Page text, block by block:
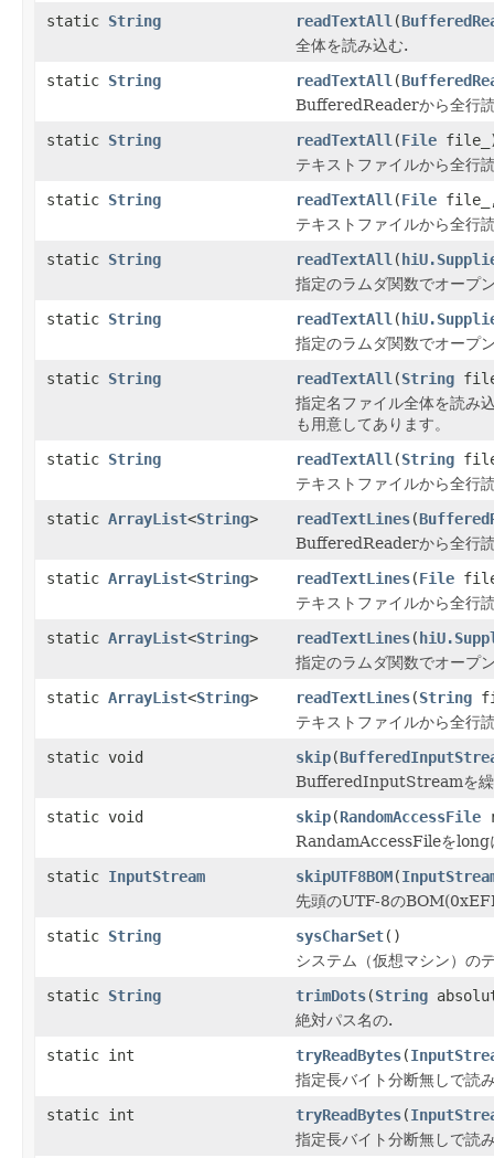
static String readTextAll (
全体を読み込む.
static String readTextAll (
BufferedReaderから全行
static String readTextAll (File
テキストファイルから全行
static String readTextAll (File
テキストファイルから全行
static String readTextAll (
指定のラムダ関数でオープ
static String readTextAll (
指定のラムダ関数でオープ
static String readTextAll (String
指定名ファイル全体を読
も用意してあります。
static String readTextAll (String
テキストファイルから全行
static ArrayList<String> readTextLines(
BufferedReaderから全行
static ArrayList<String> readTextLines(File
テキストファイルから全行
static ArrayList<String> readTextLines(
指定のラムダ関数でオープ
static ArrayList<String> readTextLines(String
テキストファイルから全行
static void
skip(
BufferedInputStreamを繰
static void
skip(RandomAccessFile
RandamAccessFileをlong
static InputStream skipUTF8BOM(
先頭のUTF-8の
static String sysCharSet()
システム（仮想マシン）の
static String trimDots(String
絶対パス名の.
static int
tryReadBytes(
指定長バイト分断無しで読
static int
tryReadBytes(
指定長バイト分断無しで読